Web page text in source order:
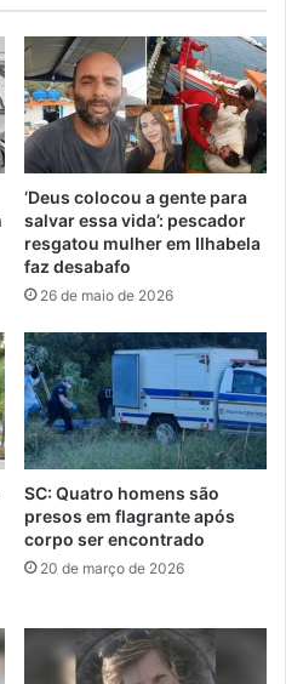
‘Deus colocou a gente para
salvar essa vida’: pescador
resgatou mulher em Ilhabela
faz desabafo
26 de maio de 2026
SC: Quatro homens são
presos em flagrante após
corpo ser encontrado
20 de março de 2026